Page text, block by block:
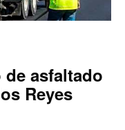
asfaltado
Reyes